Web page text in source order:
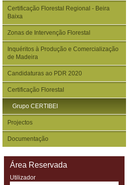
Certificação Florestal Regional - Beira
Baixa
Zonas de Intervenção Florestal
Inquéritos à Produção e Comercialização
de Madeira
Candidaturas ao PDR 2020
Certificação Florestal
Grupo CERTIBEI
Projectos
Documentação
Área Reservada
Utilizador